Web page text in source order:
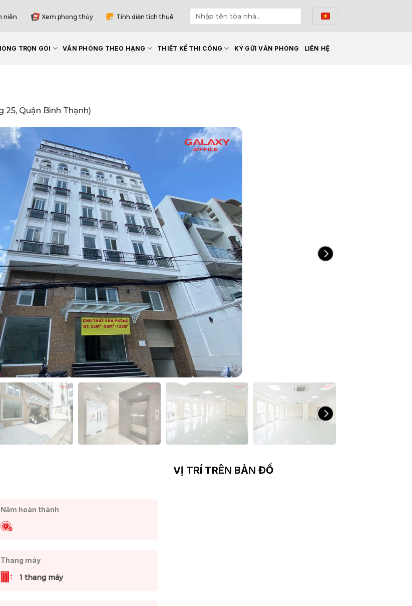
niên Xem phong thủy Tính diện tích thuê
TRỌN GÓI VĂN PHÒNG THEO HẠNG THIẾT KẾ THI CÔNG KÝ GỬI VĂN PHÒNG LIÊN HỆ
25, Quận Bình Thạnh)
Năm hoàn thành
Thang máy
1 thang máy
VỊ TRÍ TRÊN BẢN ĐỒ